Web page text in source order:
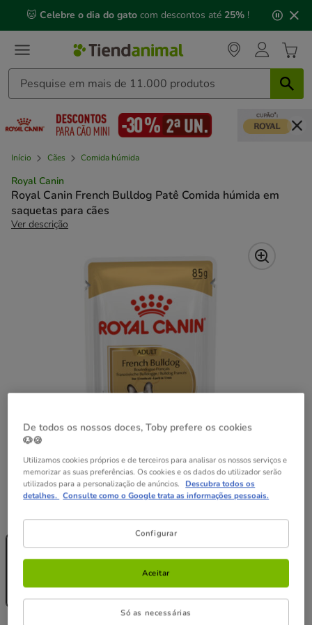
mensagem,
🐱 Celebre o dia do gato com descontos até 25% !
Início Cães Comida húmida
Royal Canin
Royal Canin French Bulldog Patê Comida húmida em
saquetas para cães
Ver descrição
85 g
1.79€
(21.06€ / kg)
24 saquetas x
85 g
Sem Stock
(20.22€ / kg)
De todos os nossos doces, Toby prefere os cookies
🐶🍪
Utilizamos cookies próprios e de terceiros para analisar os nossos serviços e
memorizar as suas preferências. Os cookies e os dados do utilizador serão
utilizados para a personalização de anúncios. Descubra todos os
detalhes. Consulte como o Google trata as informações pessoais.
Configurar
Só as necessárias
Aceitar